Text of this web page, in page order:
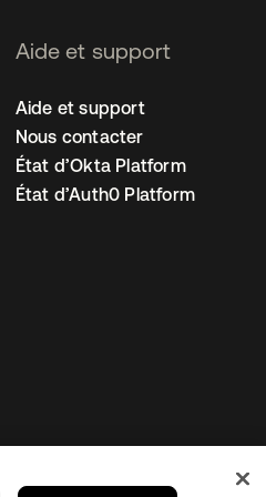
Aide et support
Aide et support
Nous contacter
État d’Okta Platform
État d’Auth0 Platform